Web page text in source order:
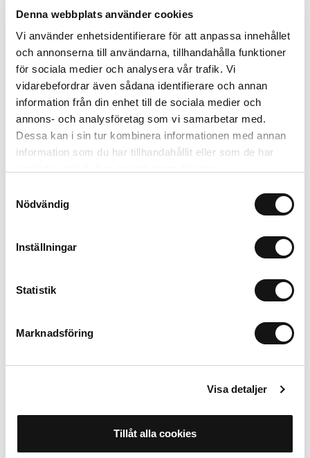
Denna webbplats använder cookies
Vi använder enhetsidentifierare för att anpassa innehållet
och annonserna till användarna, tillhandahålla funktioner
för sociala medier och analysera vår trafik. Vi
vidarebefordrar även sådana identifierare och annan
information från din enhet till de sociala medier och
annons- och analysföretag som vi samarbetar med.
Dessa kan i sin tur kombinera informationen med annan
information som du har tillhandahållit eller som de har
Nödvändig
Inställningar
Statistik
Marknadsföring
Visa detaljer
Tillåt alla cookies
Kombiner med
Limited Edition
MagSafe Fit
Card Holder
New in
Til Apple Watch 38/40/41/42* mm
Læg i indkøbskurv